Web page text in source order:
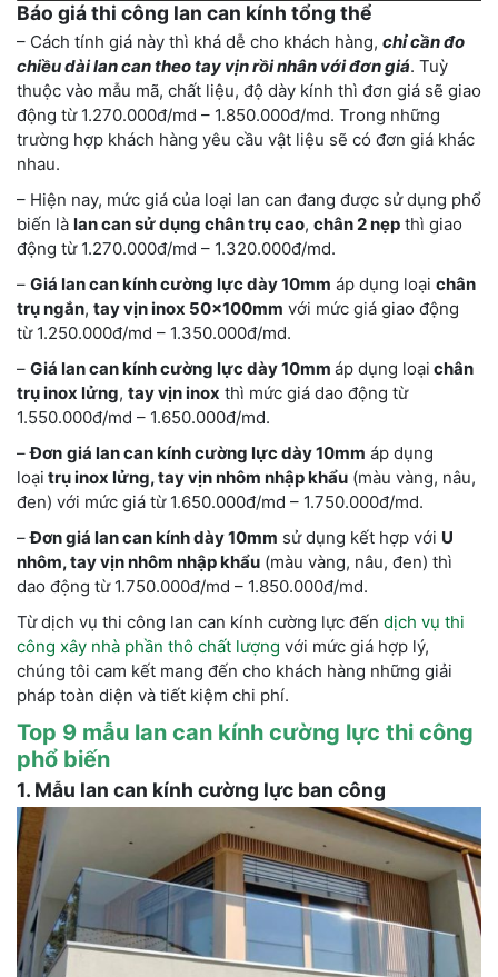
Báo giá thi công lan can kính tổng thể
– Cách tính giá này thì khá dễ cho khách hàng, chỉ cần đo
chiều dài lan can theo tay vịn rồi nhân với đơn giá. Tuỳ
thuộc vào mẫu mã, chất liệu, độ dày kính thì đơn giá sẽ giao
động từ 1.270.000đ/md – 1.850.000đ/md. Trong những
trường hợp khách hàng yêu cầu vật liệu sẽ có đơn giá khác
nhau.
– Hiện nay, mức giá của loại lan can đang được sử dụng phổ
biến là lan can sử dụng chân trụ cao, chân 2 nẹp thì giao
động từ 1.270.000đ/md – 1.320.000đ/md.
– Giá lan can kính cường lực dày 10mm áp dụng loại chân
trụ ngắn, tay vịn inox 50x100mm với mức giá giao động
từ 1.250.000đ/md – 1.350.000đ/md.
– Giá lan can kính cường lực dày 10mm áp dụng loại chân
trụ inox lửng, tay vịn inox thì mức giá dao động từ
1.550.000đ/md – 1.650.000đ/md.
–Đơn giá lan can kínhcường lực dày 10mm áp dụng
loại trụ inox lửng, tay vịn nhôm nhập khẩu (màu vàng, nâu,
đen) với mức giá từ 1.650.000đ/md – 1.750.000đ/md.
–Đơn giá lan can kính dày 10mm sử dụng kết hợp với U
nhôm, tay vịn nhôm nhập khẩu (màu vàng, nâu, đen) thì
dao động từ 1.750.000đ/md – 1.850.000đ/md.
Từ dịch vụ thi công lan can kính cường lực đến dịch vụ thi
công xây nhà phần thô chất lượng với mức giá hợp lý,
chúng tôi cam kết mang đến cho khách hàng những giải
pháp toàn diện và tiết kiệm chi phí.
Top 9 mẫu lan can kính cường lực thi công
phổ biến
1. Mẫu lan can kính cường lực ban công